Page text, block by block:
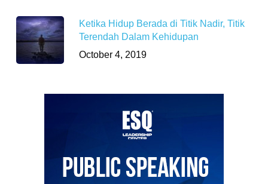
Ketika Hidup Berada di Titik Nadir, Titik
Terendah Dalam Kehidupan
October 4, 2019